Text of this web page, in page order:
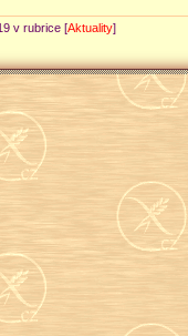
v rubrice [Aktuality]